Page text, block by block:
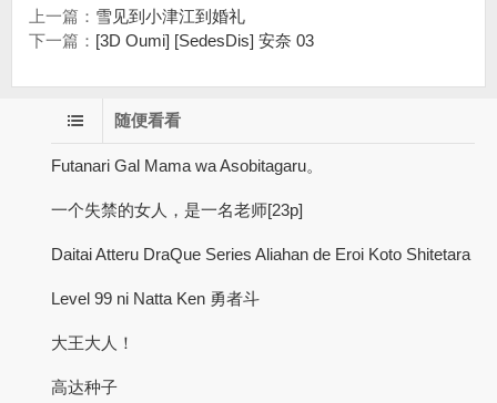
上一篇： 雪见到小津江到婚礼
下一篇： [3D Oumi] [SedesDis] 安奈 03
随便看看
Futanari Gal Mama wa Asobitagaru。
一个失禁的女人，是一名老师[23p]
Daitai Atteru DraQue Series Aliahan de Eroi Koto Shitetara
Level 99 ni Natta Ken 勇者斗
大王大人！
高达种子